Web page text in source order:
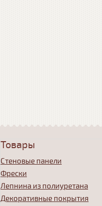
Товары
Стеновые панели
Фрески
Лепнина из полиуретана
Декоративные покрытия